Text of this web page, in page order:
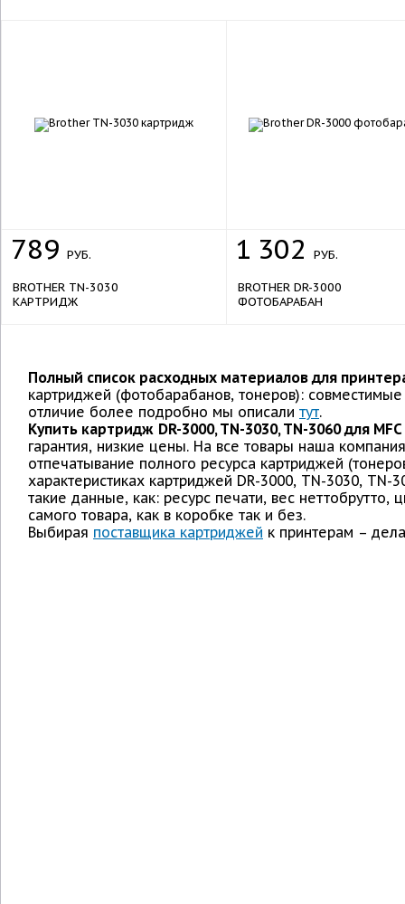
789 РУБ.
BROTHER TN-3030
КАРТРИДЖ
1 302 РУБ.
BROTHER DR-3000
ФОТОБАРАБАН
Полный список расходных материалов для
картриджей (фотобарабанов, тонеров):
отличие более подробно мы описали тут.
Купить картридж DR-3000, TN-3030, TN-3060 для
гарантия, низкие цены. На все товары наша
отпечатывание полного ресурса картриджей
характеристиках картриджей DR-3000, TN-3030,
такие данные, как: ресурс печати, вес неттобрутто,
самого товара, как в коробке так и без.
Выбирая поставщика картриджей к принтерам –